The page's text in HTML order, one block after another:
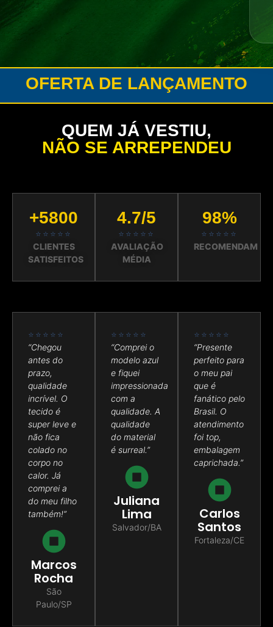
OFERTA DE LANÇAMENTO
QUEM JÁ VESTIU,
NÃO SE ARREPENDEU
+5800
⭐⭐⭐⭐⭐
CLIENTES
SATISFEITOS
4.7/5
⭐⭐⭐⭐⭐
AVALIAÇÃO
MÉDIA
98%
⭐⭐⭐⭐⭐
RECOMENDAM
⭐⭐⭐⭐⭐
“Chegou
antes do
prazo,
qualidade
incrível. O
tecido é
super leve e
não fica
colado no
corpo no
calor. Já
comprei a
do meu filho
também!”
Marcos
Rocha
São
Paulo/SP
⭐⭐⭐⭐⭐
“Comprei o
modelo azul
e fiquei
impressionada
com a
qualidade. A
qualidade
do material
é surreal.”
Juliana
Lima
Salvador/BA
⭐⭐⭐⭐⭐
“Presente
perfeito para
o meu pai
que é
fanático pelo
Brasil. O
atendimento
foi top,
embalagem
caprichada.”
Carlos
Santos
Fortaleza/CE